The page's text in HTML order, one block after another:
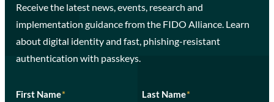
Receive the latest news, events, research and
implementation guidance from the FIDO Alliance. Learn
about digital identity and fast, phishing-resistant
authentication with passkeys.
First Name* Last Name*